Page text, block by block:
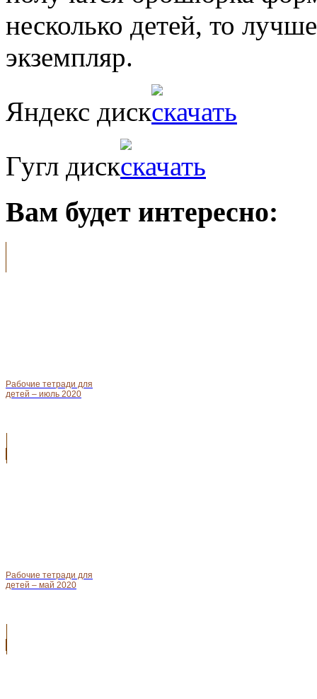
несколько детей, то
экземпляр.
Яндекс диск
Гугл диск
Вам будет интересно:
Рабочие тетради для
детей – июль 2020
Рабочие тетради для
детей – май 2020